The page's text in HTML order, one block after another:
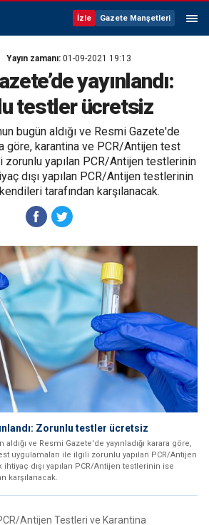
İzle Gazete Manşetleri
Yayın zamanı: 01-09-2021 19:13
yayınlandı:
testler ücretsiz
bugün aldığı ve Resmi Gazete'de
göre, karantina ve PCR/Antijen test
zorunlu yapılan PCR/Antijen testlerinin
dışı yapılan PCR/Antijen testlerinin
tarafından karşılanacak.
Zorunlu testler ücretsiz
ve Resmi Gazete'de yayınladığı karara göre,
uygulamaları ile ilgili zorunlu yapılan PCR/Antijen
dışı yapılan PCR/Antijen testlerinin ise
karşılanacak.
Antijen Testleri ve Karantina